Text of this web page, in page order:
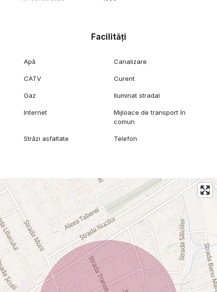
Facilități
Apă Canalizare
CATV Curent
Gaz Iluminat stradal
Internet
Mijloace de transport în
comun
Străzi asfaltate Telefon